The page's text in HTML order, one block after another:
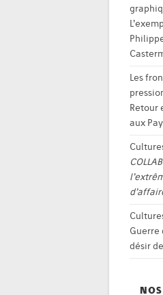
Les
Retour
aux
Guerre
désir